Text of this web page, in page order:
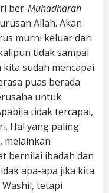
ber-Muhadharah
Allah. Akan
murni keluar dari
tidak sampai
sudah mencapai
puas berada
untuk
tidak tercapai,
Hal yang paling
melainkan
bernilai ibadah dan
apa-apa jika kita
tetapi